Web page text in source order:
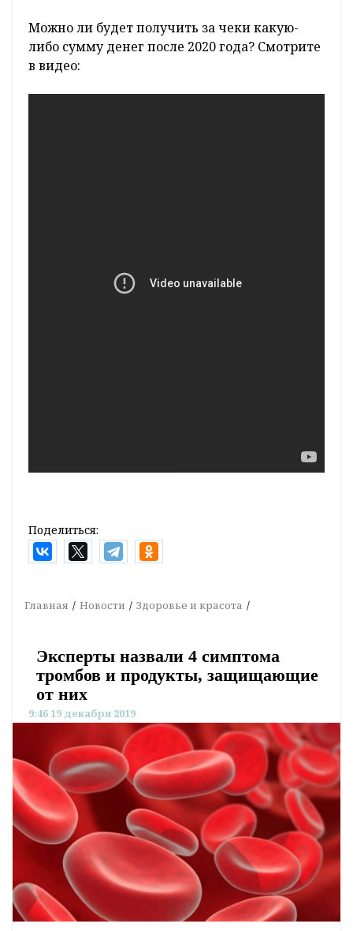
Можно ли будет получить за чеки какую-
либо сумму денег после 2020 года? Смотрите
в видео:
Поделиться:
Главная Новости Здоровье и красота
Эксперты назвали 4 симптома
тромбов и продукты, защищающие
от них
9:46 19 декабря 2019